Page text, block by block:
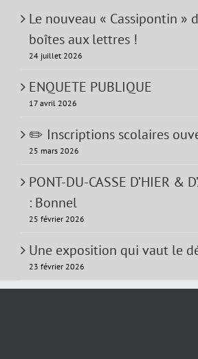
Le nouveau « Cassipontin »
boîtes aux lettres !
24 juillet 2026
ENQUETE PUBLIQUE
17 avril 2026
✏️ Inscriptions scolaires
25 mars 2026
PONT-DU-CASSE D’HIER &
: Bonnel
25 février 2026
Une exposition qui vaut le
23 février 2026